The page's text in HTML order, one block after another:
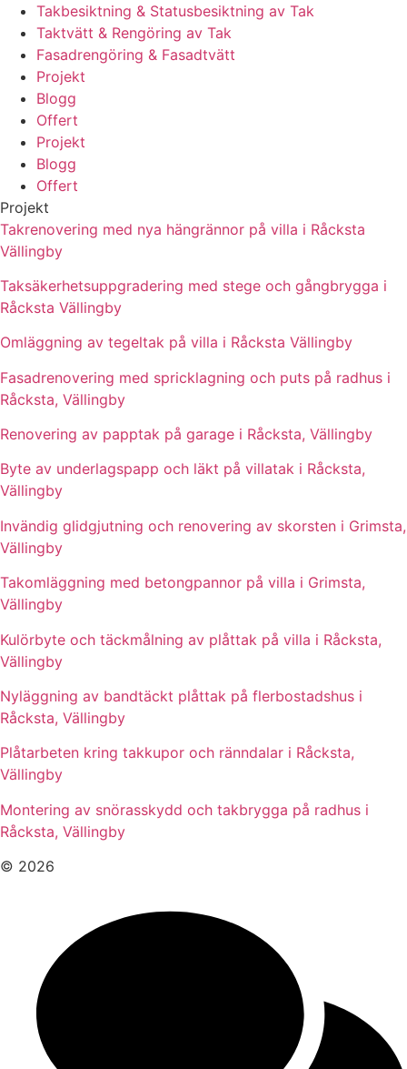
Takbesiktning & Statusbesiktning av Tak
Taktvätt & Rengöring av Tak
Fasadrengöring & Fasadtvätt
Projekt
Blogg
Offert
Projekt
Blogg
Offert
Projekt
Takrenovering med nya hängrännor på villa i Råcksta
Vällingby
Taksäkerhetsuppgradering med stege och gångbrygga i
Råcksta Vällingby
Omläggning av tegeltak på villa i Råcksta Vällingby
Fasadrenovering med spricklagning och puts på radhus i
Råcksta, Vällingby
Renovering av papptak på garage i Råcksta, Vällingby
Byte av underlagspapp och läkt på villatak i Råcksta,
Vällingby
Invändig glidgjutning och renovering av skorsten i Grimsta,
Vällingby
Takomläggning med betongpannor på villa i Grimsta,
Vällingby
Kulörbyte och täckmålning av plåttak på villa i Råcksta,
Vällingby
Nyläggning av bandtäckt plåttak på flerbostadshus i
Råcksta, Vällingby
Plåtarbeten kring takkupor och ränndalar i Råcksta,
Vällingby
Montering av snörasskydd och takbrygga på radhus i
Råcksta, Vällingby
© 2026